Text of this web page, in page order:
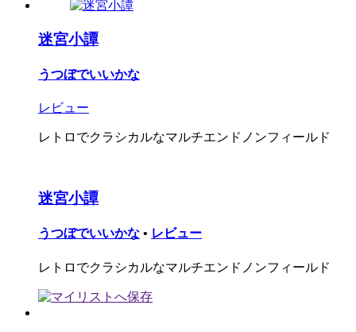
迷宮小譚
うつぼでいいかな
レビュー
レトロでクラシカルなマルチエンドノンフィールド
迷宮小譚
うつぼでいいかな • レビュー
レトロでクラシカルなマルチエンドノンフィールド